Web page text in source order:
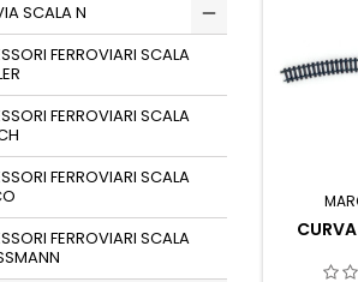
SCALA N
FERROVIARI SCALA
FERROVIARI SCALA
FERROVIARI SCALA
FERROVIARI SCALA